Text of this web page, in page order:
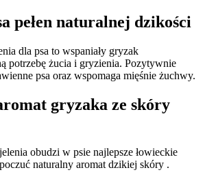
pełen naturalnej dzikości
dla psa to wspaniały gryzak
potrzebę żucia i gryzienia. Pozytywnie
psa oraz wspomaga mięśnie żuchwy.
gryzaka ze skóry
obudzi w psie najlepsze łowieckie
naturalny aromat dzikiej skóry .